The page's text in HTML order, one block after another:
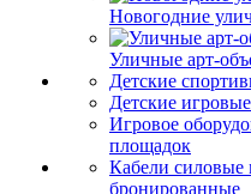
Новогодние
Уличные арт-
Детские
Детские
Игровое
площадок
Кабели силовые
бронированные